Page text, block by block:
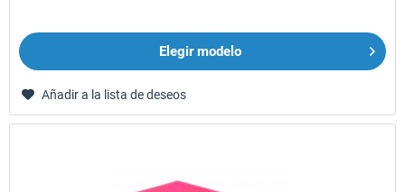
Elegir modelo
Añadir a la lista de deseos